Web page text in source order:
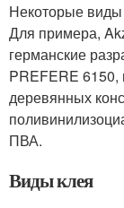
Некоторые виды
Для примера,
германские
PREFERE 6150,
деревянных
ПВА.
Виды клея